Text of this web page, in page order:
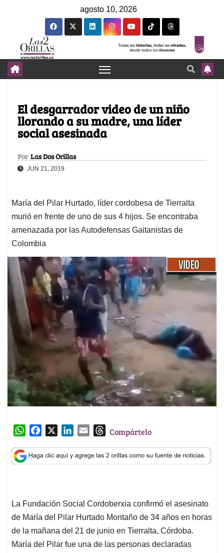
agosto 10, 2026
El desgarrador video de un niño
llorando a su madre, una líder
social asesinada
Por Las Dos Orillas
JUN 21, 2019
María del Pilar Hurtado, líder cordobesa de Tierralta
murió en frente de uno de sus 4 hijos. Se encontraba
amenazada por las Autodefensas Gaitanistas de
Colombia
W
a
t
p
p
c
e
o
k
n
k
I
n
a
i
T
r
e
s
Compártelo
La Fundación Social Cordoberxia confirmó el asesinato
de María del Pilar Hurtado Montaño de 34 años en horas
de la mañana del 21 de junio en Tierralta, Córdoba.
María del Pilar fue una de las personas declaradas